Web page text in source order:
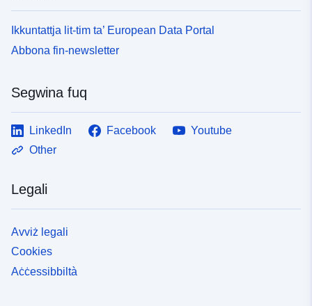
Ikkuntattja lit-tim ta’ European Data Portal
Abbona fin-newsletter
Segwina fuq
LinkedIn Facebook
Youtube
Other
Legali
Avviż legali
Cookies
Aċċessibbiltà